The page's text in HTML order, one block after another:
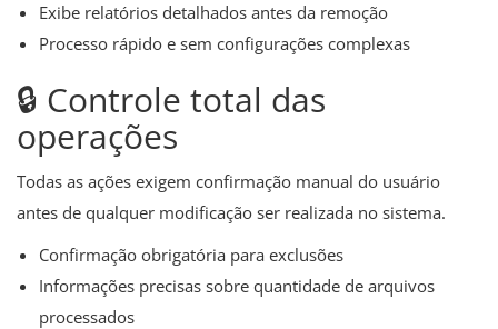
Exibe relatórios detalhados antes da remoção
Processo rápido e sem configurações complexas
🔒 Controle total das
operações
Todas as ações exigem confirmação manual do usuário
antes de qualquer modificação ser realizada no sistema.
Confirmação obrigatória para exclusões
Informações precisas sobre quantidade de arquivos
processados